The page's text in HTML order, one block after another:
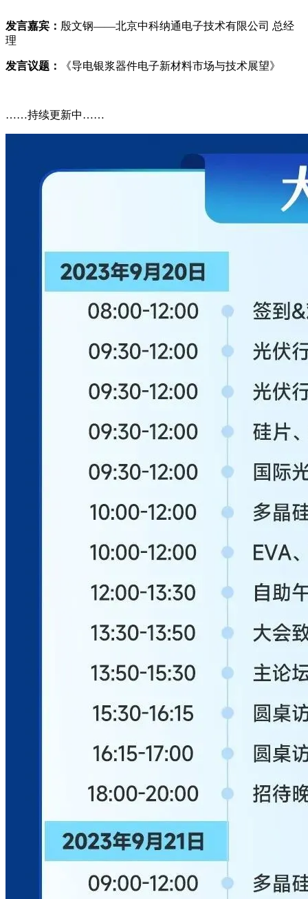
发言嘉宾： 殷文钢——北京中科纳通电子技术有限公司 总经
理
发言议题： 《导电银浆器件电子新材料市场与技术展望》
……持续更新中……